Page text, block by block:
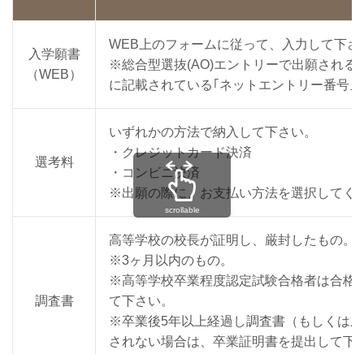
入学願書
（WEB）
WEB上のフォームに従って、入力して下さ
※総合型選抜(AO)エントリーで出願される
に記載されている｢ネットエントリー番号｣
選考料
いずれかの方法で納入して下さい。
・クレジットカード決済
・コンビニ決済
※出願の際に、お支払い方法を選択してく
調査書
高等学校の校長が証明し、厳封したもの。
※3ヶ月以内のもの。
※高等学校卒業程度認定試験合格者は合格
て下さい。
※卒業後5年以上経過し調査書（もしくは
されない場合は、卒業証明書を提出して下
scrollable